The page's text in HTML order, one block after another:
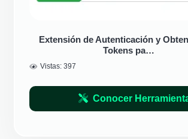
Extensión de Autenticación y
Tokens pa…
Vistas:397
Conocer